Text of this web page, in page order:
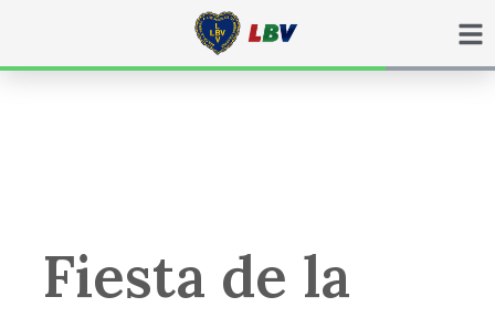
Fiesta de la